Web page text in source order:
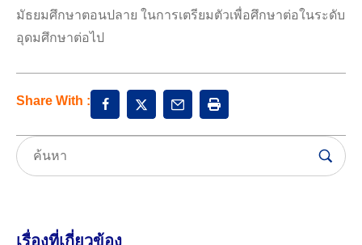
มัธยมศึกษาตอนปลาย ในการเตรียมตัวเพื่อศึกษาต่อในระดับ
อุดมศึกษาต่อไป
Share With :
เรื่องที่เกี่ยวข้อง